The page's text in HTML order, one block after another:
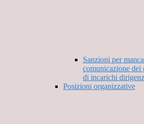
Sanzioni per
comunicazione dei
di incarichi
Posizioni organizzative